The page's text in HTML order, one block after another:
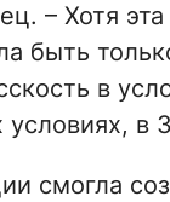
– Хотя эта
быть
в
в
смогла